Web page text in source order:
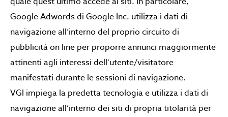
Google Adwords di Google Inc. utilizza i dati di
navigazione all’interno del proprio circuito di
pubblicità on line per proporre annunci maggiormente
attinenti agli interessi dell’utente/visitatore
manifestati durante le sessioni di navigazione.
VGI impiega la predetta tecnologia e utilizza i dati di
navigazione all’interno dei siti di propria titolarità per